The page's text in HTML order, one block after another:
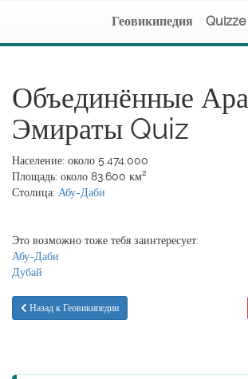
Геовикипедия Quizze
Объединённые
Эмираты Quiz
Население: около 5.474.000
Площадь: около 83.600 км²
Столица: Абу-Даби
Это возможно тоже тебя заинтересует:
Абу-Даби
Дубай
Назад к Геовикипедии